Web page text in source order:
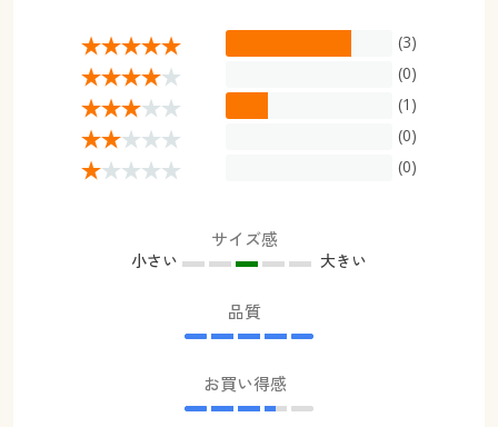
(3)
(0)
(1)
(0)
(0)
サイズ感
小さい 大きい
品質
お買い得感